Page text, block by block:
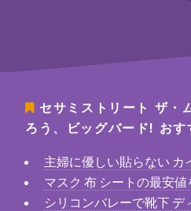
セサミストリート ザ・
ろう、ビッグバード! おす
主婦に優しい貼らない カ
マスク 布 シートの最安
シリコンバレーで靴下